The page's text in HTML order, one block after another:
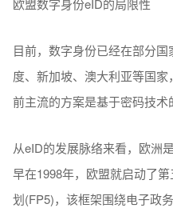
欧盟数字身份eID的局限性
目前，数字身份已经在部分
度、新加坡、澳大利亚等国
前主流的方案是基于密码技术
从eID的发展脉络来看，欧洲
早在1998年，欧盟就启动了
划(FP5)，该框架围绕电子政